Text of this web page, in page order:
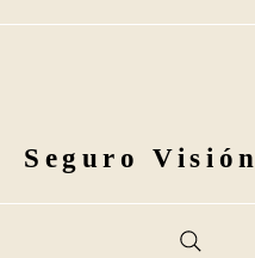
Seguro Visión